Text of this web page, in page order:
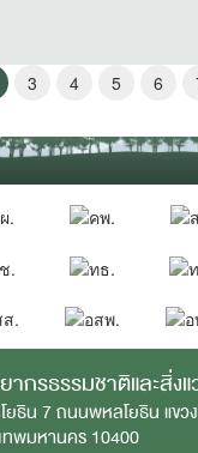
3 4 5 6
ากรธรรมชาติและสิ่ง
ธิน 7 ถนนพหลโยธิน แขว
พมหานคร 10400